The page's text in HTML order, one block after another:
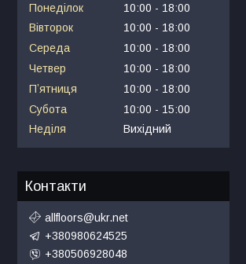
Понеділок 10:00
18:00
Вівторок
10:00
18:00
Середа
10:00
18:00
Четвер
10:00
18:00
Пʼятниця
10:00
18:00
Субота
10:00
15:00
Неділя
Вихідний
Контакти
allfloors@ukr.net
+380980624525
+380506928048